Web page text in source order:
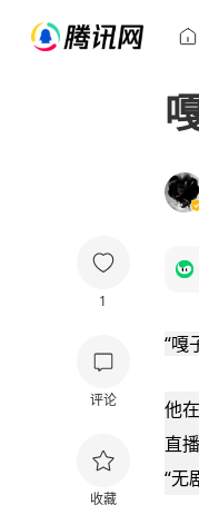
1
评论
收藏
“嘎
他
直
“无